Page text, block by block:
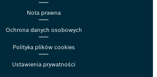
Nota prawna
Ochrona danych osobowych
Polityka plików cookies
Ustawienia prywatności